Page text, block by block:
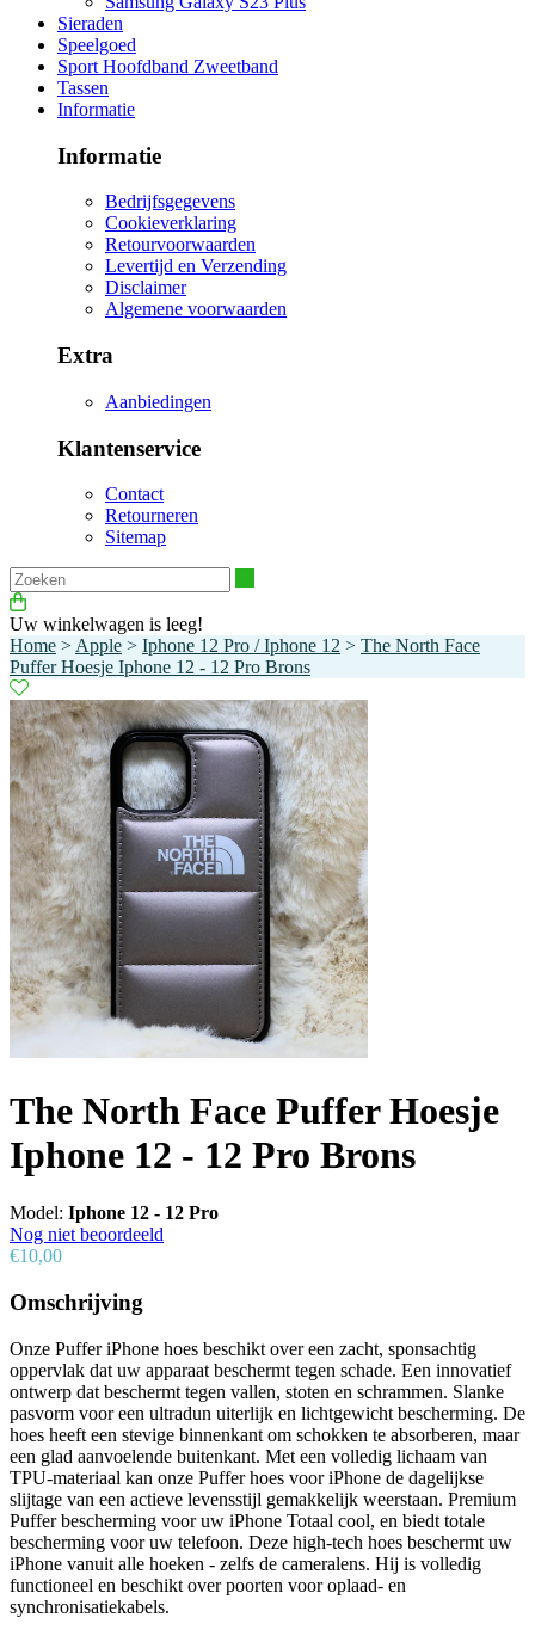
Sieraden
Speelgoed
Sport Hoofdband Zweetband
Tassen
Informatie
Informatie
Bedrijfsgegevens
Cookieverklaring
Retourvoorwaarden
Levertijd en Verzending
Disclaimer
Algemene voorwaarden
Extra
Aanbiedingen
Klantenservice
Contact
Retourneren
Sitemap
Uw winkelwagen is leeg!
Home > Apple > Iphone 12 Pro / Iphone 12 > The North Face
Puffer Hoesje Iphone 12 - 12 Pro Brons
The North Face Puffer Hoesje
Iphone 12 - 12 Pro Brons
Model: Iphone 12 - 12 Pro
Nog niet beoordeeld
€10,00
Omschrijving
Onze Puffer iPhone hoes beschikt over een zacht, sponsachtig
oppervlak dat uw apparaat beschermt tegen schade. Een innovatief
ontwerp dat beschermt tegen vallen, stoten en schrammen. Slanke
pasvorm voor een ultradun uiterlijk en lichtgewicht bescherming. De
hoes heeft een stevige binnenkant om schokken te absorberen, maar
een glad aanvoelende buitenkant. Met een volledig lichaam van
TPU-materiaal kan onze Puffer hoes voor iPhone de dagelijkse
slijtage van een actieve levensstijl gemakkelijk weerstaan. Premium
Puffer bescherming voor uw iPhone Totaal cool, en biedt totale
bescherming voor uw telefoon. Deze high-tech hoes beschermt uw
iPhone vanuit alle hoeken - zelfs de cameralens. Hij is volledig
functioneel en beschikt over poorten voor oplaad- en
synchronisatiekabels.